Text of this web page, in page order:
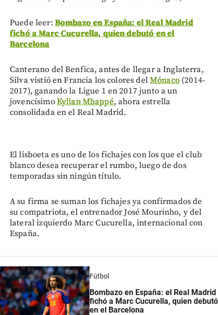
Puede leer: Bombazo en España: el Real Madrid
fichó a Marc Cucurella, quien debutó en el
Barcelona
Canterano del Benfica, antes de llegar a Inglaterra,
Silva vistió en Francia los colores delMónaco(2014-
2017), ganando la Ligue 1 en 2017 junto a un
jovencísimoKylian Mbappé, ahora estrella
consolidada en el Real Madrid.
El lisboeta es uno de los fichajes con los que el club
blanco desea recuperar el rumbo, luego de dos
temporadas sin ningún título.
A su firma se suman los fichajes ya confirmados de
su compatriota, el entrenador José Mourinho, y del
lateral izquierdo Marc Cucurella, internacional con
España.
Fútbol
Bombazo en España: el Real Madrid
fichó a Marc Cucurella, quien debutó
en el Barcelona